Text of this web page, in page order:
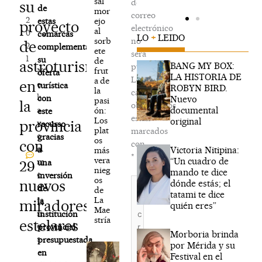
su
proyecto
de
astroturismo
en
la
provincia
con
29
nuevos
miradores
estelares
,
2
0
2
1
N
o
h
a
y
c
o
m
e
n
ta
ri
o
s
de
estas
comarcas
complementarán
su
oferta
turística
con
este
recurso
gracias
a
una
inversión
de
la
institución
provincial
presupuestada
en
mor
ejo
al
sorb
ete
de
frut
a de
la
pasi
ón:
Los
plat
os
más
vera
nieg
os
de
La
Mae
stría
de
correo
electrónico
no
será
publicada.
Los
campos
obligatorios
están
marcados
con
*
Escribe
aquí...
LO + LEIDO
BANG MY BOX:
LA HISTORIA DE
ROBYN BIRD.
Nuevo
documental
original
Victoria Nitipina:
“Un cuadro de
mando te dice
dónde estás; el
tatami te dice
quién eres”
Morboria brinda
por Mérida y su
Festival en el